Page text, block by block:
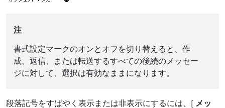
注
書式設定マークのオンとオフを切り替えると、作
成、返信、または転送するすべての後続のメッセー
ジに対して、選択は有効なままになります。
段落記号をすばやく表示または非表示にするには、[ メッ